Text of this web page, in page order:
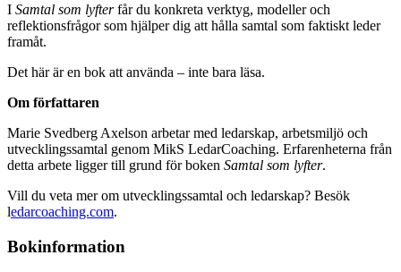
I Samtal som lyfterfår du konkreta verktyg, modeller och
reflektionsfrågor som hjälper dig att hålla samtal som faktiskt leder
framåt.
Det här är en bok att använda – inte bara läsa.
Om författaren
Marie Svedberg Axelson arbetar med ledarskap, arbetsmiljö och
utvecklingssamtal genom MikS LedarCoaching. Erfarenheterna från
detta arbete ligger till grund för boken Samtal som lyfter.
Vill du veta mer om utvecklingssamtal och ledarskap? Besök
ledarcoaching.com.
Bokinformation